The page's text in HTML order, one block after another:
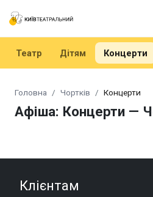
Театр Дітям Концерти
Головна Чортків Концерти
Афіша: Концерти —
Клієнтам